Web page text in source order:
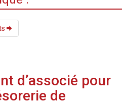
d’associé pour
de